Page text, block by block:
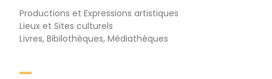
Productions et Expressions artistiques
Lieux et Sites culturels
Livres, Bibilothèques, Médiathèques